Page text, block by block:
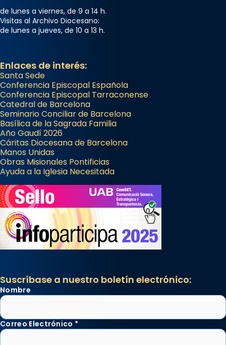
de lunes a viernes, de 9 a 14 h.
Visitas al Archivo Diocesano:
de lunes a jueves, de 10 a 13 h.
Enlaces de interés:
Santa Sede
Conferencia Episcopal Española
Conferencia Episcopal Tarraconense
Catedral de Barcelona
Seminario Conciliar de Barcelona
Basílica de la Sagrada Familia
Año Gaudí 2026
Cáritas Diocesana de Barcelona
Manos Unidas
Obras Misionales Pontificias
Ayuda a la Iglesia Necesitada
Suscríbase a nuestro boletín electrónico:
Nombre
Correo Electrónico *